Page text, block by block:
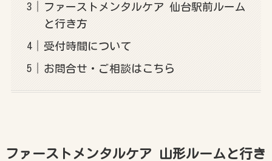
ファーストメンタルケア 仙台駅前ルーム
と行き方
受付時間について
お問合せ・ご相談はこちら
ファーストメンタルケア 山形ルームと行き